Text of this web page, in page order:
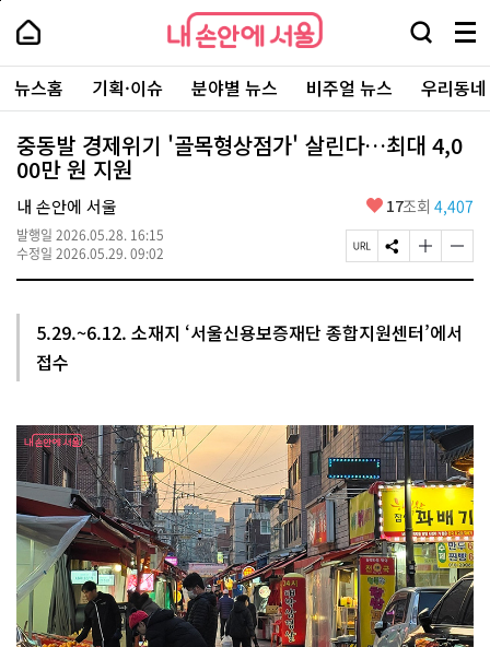
본
로
가
내
손
안
에
서
울
-
서
울
시
대
표
소
통
포
내
손
에
울
검
창
열
기
메
뉴
전
체
보
주
요
서
뉴스홈 기획·이슈 분야별 뉴스 비주얼 뉴스 우리동
중동발 경제위기 '골목형상점가' 살린다…최대 4,0
00만 원 지원
내 손안에 서울
발행일 2026.05.28. 16:15
수정일 2026.05.29. 09:02
좋
요
17조회 4,407
페
이
R
L
S
N
유
하
글
자
크
게
기
글
자
작
게
기
5.29.~6.12. 소재지 ‘서울신용보증재단 종합지원센터’에서
접수
페
상
단
로